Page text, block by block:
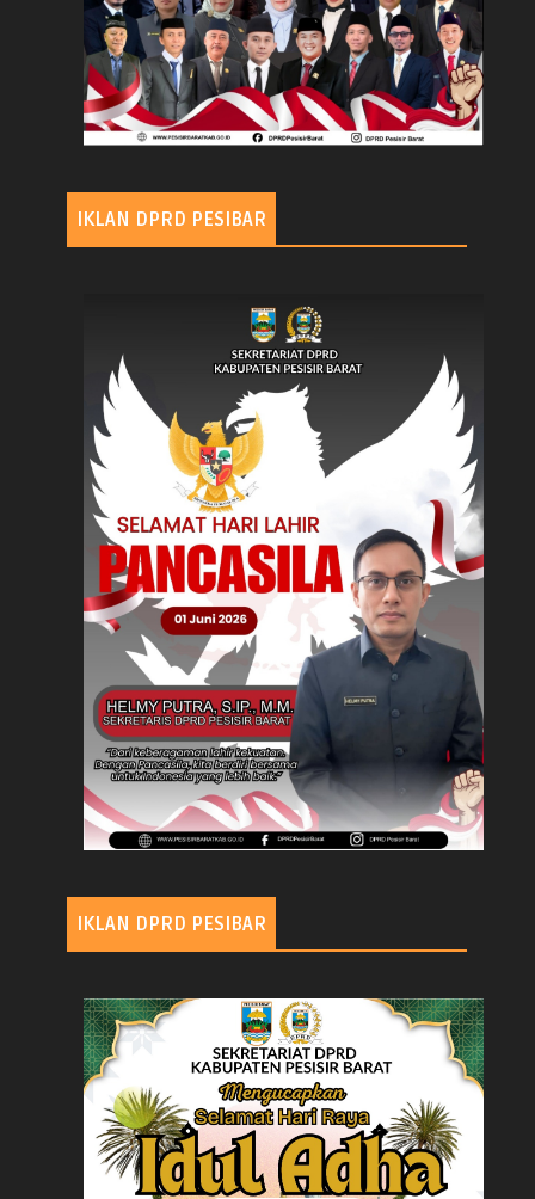
IKLAN DPRD PESIBAR
IKLAN DPRD PESIBAR